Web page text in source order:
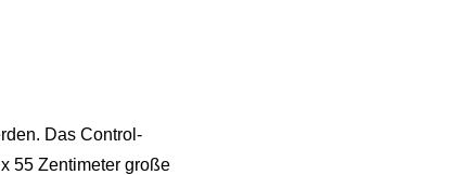
Das Control-
55 Zentimeter große